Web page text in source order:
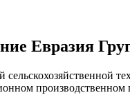
Евразия
производственном